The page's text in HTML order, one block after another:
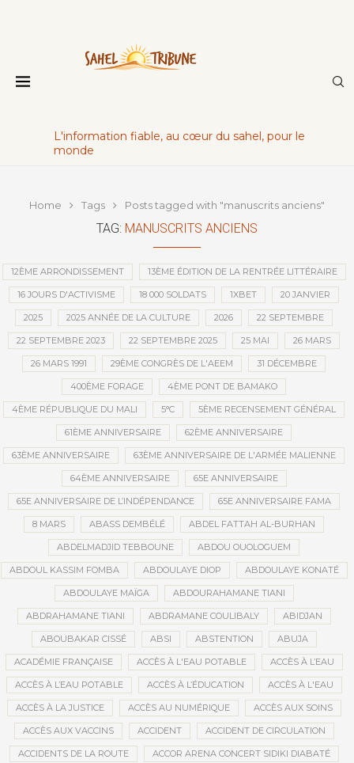
L'information fiable, au cœur du sahel, pour le
monde
Home Tags Posts tagged with "manuscrits anciens"
TAG: MANUSCRITS ANCIENS
12ÈME ARRONDISSEMENT 13ÈME ÉDITION DE LA RENTRÉE LITTÉRAIRE
16 JOURS D'ACTIVISME 18 000 SOLDATS 1XBET 20 JANVIER
2025 2025 ANNÉE DE LA CULTURE 2026 22 SEPTEMBRE
22 SEPTEMBRE 2023 22 SEPTEMBRE 2025 25 MAI 26 MARS
26 MARS 1991 29ÈME CONGRÈS DE L'AEEM 31 DÉCEMBRE
400ÈME FORAGE 4ÈME PONT DE BAMAKO
4ÈME RÉPUBLIQUE DU MALI 5°C 5ÈME RECENSEMENT GÉNÉRAL
61ÈME ANNIVERSAIRE 62ÈME ANNIVERSAIRE
63ÈME ANNIVERSAIRE 63ÈME ANNIVERSAIRE DE L'ARMÉE MALIENNE
64ÈME ANNIVERSAIRE 65E ANNIVERSAIRE
65E ANNIVERSAIRE DE L’INDÉPENDANCE 65E ANNIVERSAIRE FAMA
8 MARS ABASS DEMBÉLÉ ABDEL FATTAH AL-BURHAN
ABDELMADJID TEBBOUNE ABDOU OUOLOGUEM
ABDOUL KASSIM FOMBA ABDOULAYE DIOP ABDOULAYE KONATÉ
ABDOULAYE MAÏGA ABDOURAHAMANE TIANI
ABDRAHAMANE TIANI ABDRAMANE COULIBALY ABIDJAN
ABOUBAKAR CISSÉ ABSI ABSTENTION ABUJA
ACADÉMIE FRANÇAISE ACCÈS À L'EAU POTABLE ACCÈS À L’EAU
ACCÈS À L’EAU POTABLE ACCÈS À L’ÉDUCATION ACCÈS À L'EAU
ACCÈS À LA JUSTICE ACCÈS AU NUMÉRIQUE ACCÈS AUX SOINS
ACCÈS AUX VACCINS ACCIDENT ACCIDENT DE CIRCULATION
ACCIDENTS DE LA ROUTE ACCOR ARENA CONCERT SIDIKI DIABATÉ